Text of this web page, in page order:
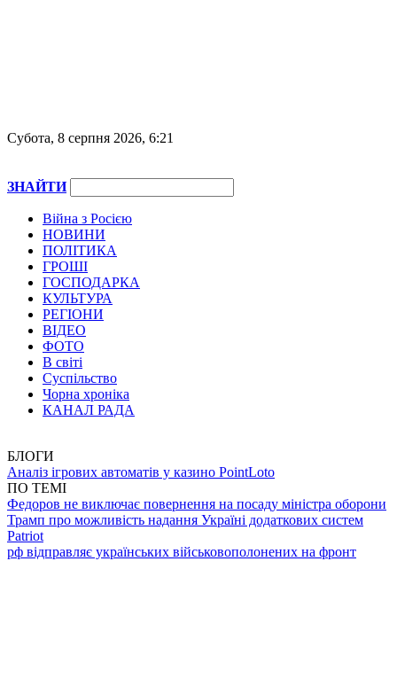
Субота, 8 серпня 2026, 6:21
ЗНАЙТИ
Війна з Росією
НОВИНИ
ПОЛІТИКА
ГРОШІ
ГОСПОДАРКА
КУЛЬТУРА
РЕГІОНИ
ВІДЕО
ФОТО
В світі
Суспільство
Чорна хроніка
КАНАЛ РАДА
БЛОГИ
Аналіз ігрових автоматів у казино PointLoto
ПО ТЕМІ
Федоров не виключає повернення на посаду міністра оборони
Трамп про можливість надання Україні додаткових систем
Patriot
рф відправляє українських військовополонених на фронт